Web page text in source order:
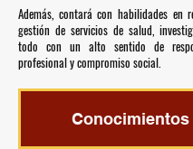
Además, contará con habilidades en
gestión de servicios de salud,
todo con un alto sentido de
profesional y compromiso social.
Conocimientos